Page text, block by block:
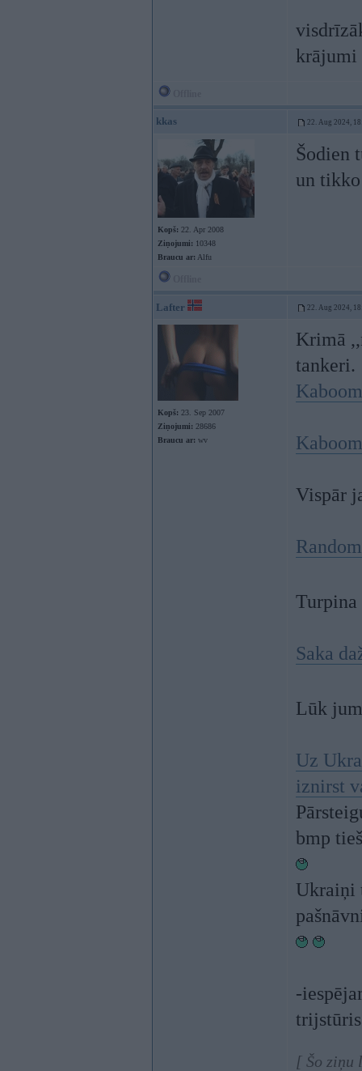
krājumi
kkas 22. Aug 2024,
Kopš: 22. Apr 2008
Ziņojumi: 10348
Braucu ar: Alfu
Šodien
un
Lafter 22. Aug 2024,
Kopš: 23. Sep 2007
Ziņojumi: 28686
Braucu ar: wv
Krimā
tankeri.
Kaboom
Vispār
Saka
Lūk
Uz
iznirst
bmp
Ukraiņi
-
[ Šo ziņu